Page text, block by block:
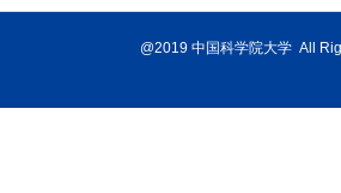
@2019 中国科学院大学 All